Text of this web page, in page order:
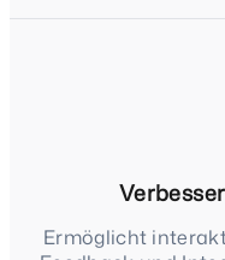
Ermöglicht